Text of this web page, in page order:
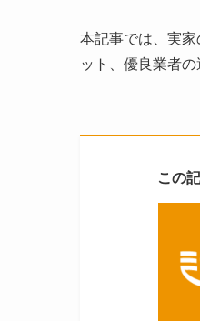
本記事では、実
ット、優良業者
この